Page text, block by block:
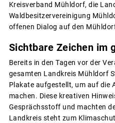
Kreisverband Mühldorf, die
Waldbesitzervereinigung
offenen Dialog auf den
Sichtbare Zeichen im
Bereits in den Tagen vor der
gesamten Landkreis Mühldorf
Plakate aufgestellt, um auf die
machen. Diese kreativen
Gesprächsstoff und machten
Landkreis steht zum